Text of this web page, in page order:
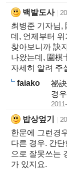
백발도사
최병준 기자님,
데, 언제부터
찾아보니까 訣
나왔는데, 圍棋
자세히 알려 주
faiako
祕
경
밥상엎기
한문에 그런경
다른 경우. 간
으로 잘못쓰는
가 있지요.